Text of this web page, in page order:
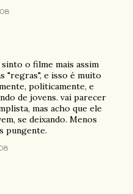
o filme mais assim
"regras", e isso é muito
politicamente, e
de jovens. vai parecer
mas acho que ele
se deixando. Menos
pungente.